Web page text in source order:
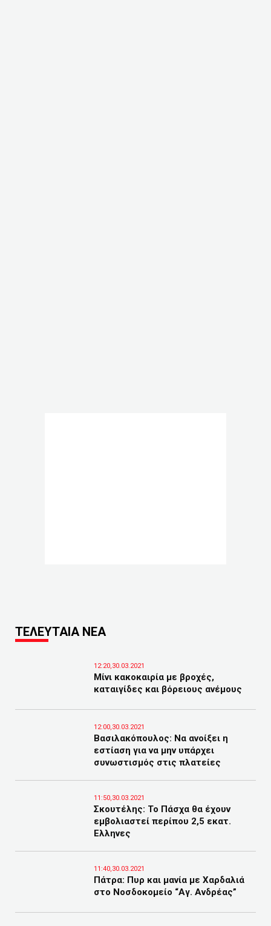
ΤΕΛΕΥΤΑΙΑ ΝΕΑ
12:20,30.03.2021
Μίνι κακοκαιρία με βροχές,
καταιγίδες και βόρειους ανέμους
12:00,30.03.2021
Βασιλακόπουλος: Να ανοίξει η
εστίαση για να μην υπάρχει
συνωστισμός στις πλατείες
11:50,30.03.2021
Σκουτέλης: Το Πάσχα θα έχουν
εμβολιαστεί περίπου 2,5 εκατ.
Ελληνες
11:40,30.03.2021
Πάτρα: Πυρ και μανία με Χαρδαλιά
στο Νοσδοκομείο “Αγ. Ανδρέας”